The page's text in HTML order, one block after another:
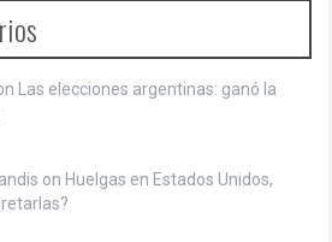
Las elecciones argentinas: ganó la
on Huelgas en Estados Unidos,